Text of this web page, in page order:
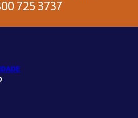
725 3737